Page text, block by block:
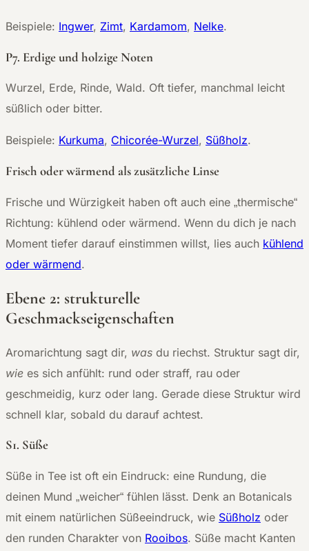
Beispiele: Ingwer, Zimt, Kardamom, Nelke.
P7. Erdige und holzige Noten
Wurzel, Erde, Rinde, Wald. Oft tiefer, manchmal leicht
süßlich oder bitter.
Beispiele: Kurkuma, Chicorée-Wurzel, Süßholz.
Frisch oder wärmend als zusätzliche Linse
Frische und Würzigkeit haben oft auch eine „thermische“
Richtung: kühlend oder wärmend. Wenn du dich je nach
Moment tiefer darauf einstimmen willst, lies auch kühlend
oder wärmend.
Ebene 2: strukturelle
Geschmackseigenschaften
Aromarichtung sagt dir, was du riechst. Struktur sagt dir,
wie es sich anfühlt: rund oder straff, rau oder
geschmeidig, kurz oder lang. Gerade diese Struktur wird
schnell klar, sobald du darauf achtest.
S1. Süße
Süße in Tee ist oft ein Eindruck: eine Rundung, die
deinen Mund „weicher“ fühlen lässt. Denk an Botanicals
mit einem natürlichen Süßeeindruck, wie Süßholz oder
den runden Charakter von Rooibos. Süße macht Kanten